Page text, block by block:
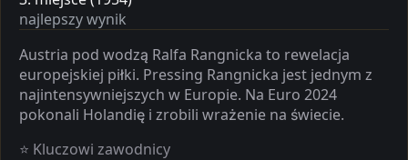
najlepszy wynik
Austria pod wodzą Ralfa Rangnicka to rewelacja
europejskiej piłki. Pressing Rangnicka jest jednym z
najintensywniejszych w Europie. Na Euro 2024
pokonali Holandię i zrobili wrażenie na świecie.
⭐ Kluczowi zawodnicy